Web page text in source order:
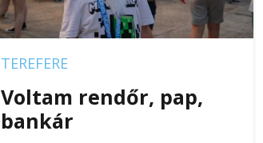
TEREFERE
Voltam rendőr, pap,
bankár